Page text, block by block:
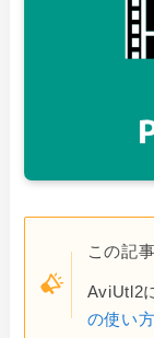
この記
AviUtl2
の使い